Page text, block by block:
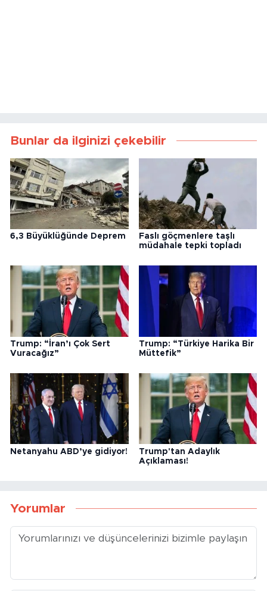
Bunlar da ilginizi çekebilir
6,3 Büyüklüğünde Deprem
Faslı göçmenlere taşlı
müdahale tepki topladı
Trump: “İran’ı Çok Sert
Vuracağız”
Trump: “Türkiye Harika Bir
Müttefik”
Netanyahu ABD’ye gidiyor!
Trump'tan Adaylık
Açıklaması!
Yorumlar